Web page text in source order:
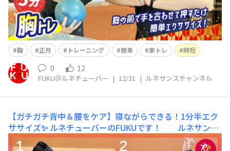
胸 正月 トレーニング 簡単 家トレ 時短
0 12
FUKU＠ルネチューバー | 12/31 | ルネサンスチャンネル
【ガチガチ背中＆腰をケア】寝ながらできる！1分半エク
ササイズ✨ ルネチューバーのFUKUです！ ルネサンス
公式YouTube「ルネサンスチャンネル」を更新しました